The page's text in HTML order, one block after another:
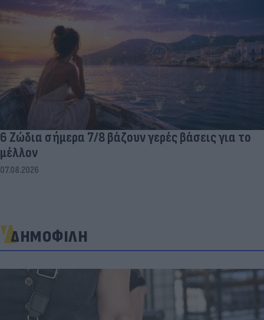
6 Ζώδια σήμερα 7/8 βάζουν γερές βάσεις για το
μέλλον
07.08.2026
ΔΗΜΟΦΙΛΗ